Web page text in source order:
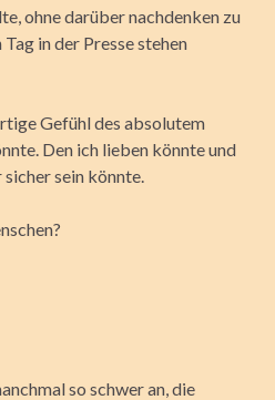
ohne darüber nachdenken zu
in der Presse stehen
Gefühl des absolutem
Den ich lieben könnte und
sein könnte.
so schwer an, die